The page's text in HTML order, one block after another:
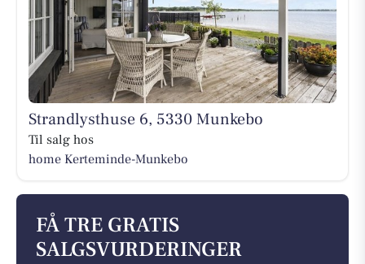
Strandlysthuse 6, 5330 Munkebo
Til salg hos
home Kerteminde-Munkebo
FÅ TRE GRATIS
SALGSVURDERINGER